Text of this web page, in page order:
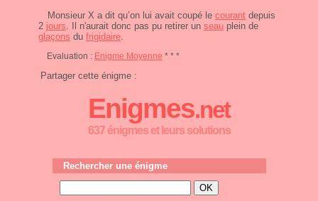
Monsieur X a dit qu’on lui avait coupé le courant depuis
2 jours . Il n'aurait donc pas pu retirer un seau plein de
glaçons du frigidaire
Evaluation : Enigme Moyenne * * *
Partager cette énigme :
Enigmes.net
637 énigmes et leurs solutions
Rechercher une énigme